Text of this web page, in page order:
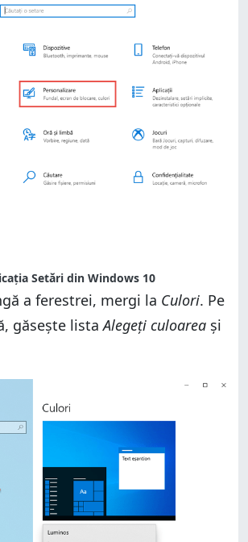
Setări din Windows 10
a ferestrei, mergi la Culori. Pe
găsește listaAlegeți culoarea și